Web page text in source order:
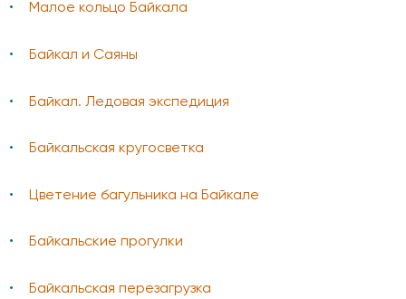
Малое кольцо Байкала
Байкал и Саяны
Байкал. Ледовая экспедиция
Байкальская кругосветка
Цветение багульника на Байкале
Байкальские прогулки
Байкальская перезагрузка